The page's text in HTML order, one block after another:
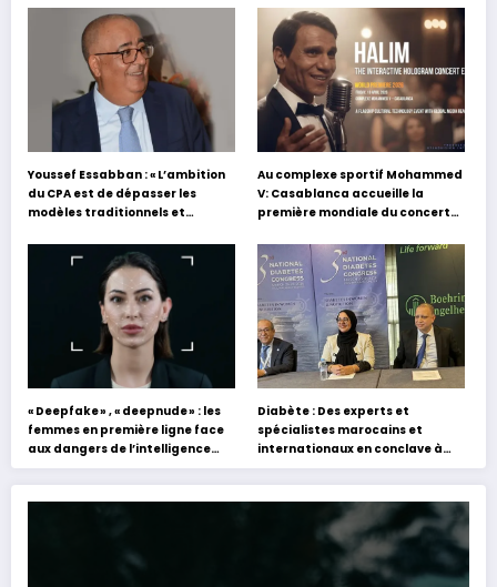
Youssef Essabban : « L’ambition
du CPA est de dépasser les
modèles traditionnels et
s’appuyant sur le partage des
expériences »
Au complexe sportif Mohammed
V: Casablanca accueille la
première mondiale du concert
Hafez
« Deepfake » , « deepnude » : les
femmes en première ligne face
aux dangers de l’intelligence
artificielle
Diabète : Des experts et
spécialistes marocains et
internationaux en conclave à
Tanger